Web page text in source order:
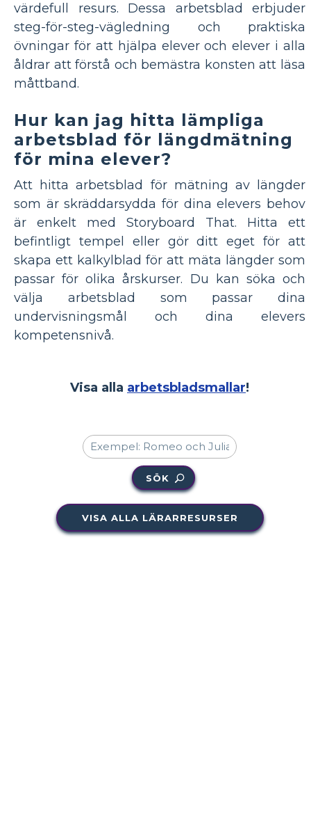
värdefull resurs. Dessa arbetsblad erbjuder
steg-för-steg-vägledning och praktiska
övningar för att hjälpa elever och elever i alla
åldrar att förstå och bemästra konsten att läsa
måttband.
Hur kan jag hitta lämpliga
arbetsblad för längdmätning
för mina elever?
Att hitta arbetsblad för mätning av längder
som är skräddarsydda för dina elevers behov
är enkelt med Storyboard That. Hitta ett
befintligt tempel eller gör ditt eget för att
skapa ett kalkylblad för att mäta längder som
passar för olika årskurser. Du kan söka och
välja arbetsblad som passar dina
undervisningsmål och dina elevers
kompetensnivå.
Visa alla arbetsbladsmallar!
SÖK
VISA ALLA LÄRARRESURSER